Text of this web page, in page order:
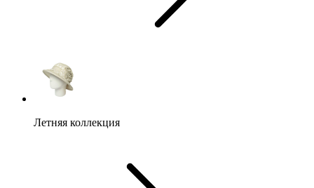
Летняя коллекция